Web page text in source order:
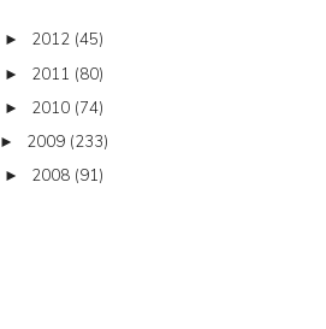
► 2012 (45)
► 2011 (80)
► 2010 (74)
► 2009 (233)
► 2008 (91)